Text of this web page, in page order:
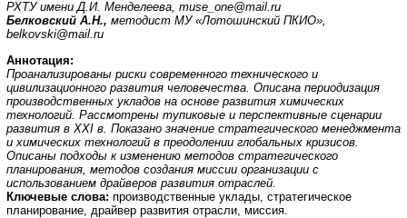
РХТУ имени Д.И. Менделеева, muse_one@mail.ru
Белковский А.Н., методист МУ «Лотошинский ПКИО»,
belkovski@mail.ru
Аннотация:
Проанализированы риски современного технического и
цивилизационного развития человечества. Описана периодизация
производственных укладов на основе развития химических
технологий. Рассмотрены тупиковые и перспективные сценарии
развития в XXI в. Показано значение стратегического менеджмента
и химических технологий в преодолении глобальных кризисов.
Описаны подходы к изменению методов стратегического
планирования, методов создания миссии организации с
использованием драйверов развития отраслей.
Ключевые слова: производственные уклады, стратегическое
планирование, драйвер развития отрасли, миссия.